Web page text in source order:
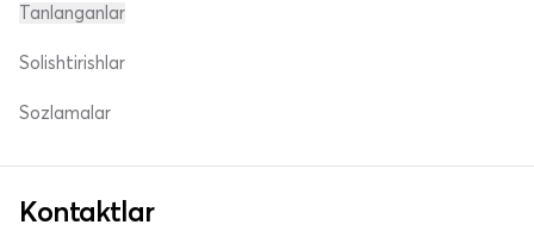
Tanlanganlar
Solishtirishlar
Sozlamalar
Kontaktlar